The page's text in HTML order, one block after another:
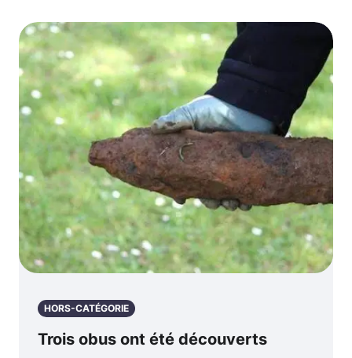
HORS-CATÉGORIE
Trois obus ont été découverts